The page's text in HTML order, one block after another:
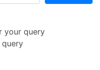
your query